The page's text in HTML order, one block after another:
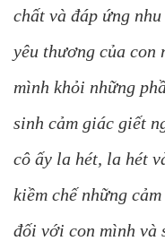
chất và đáp ứng
yêu thương của con
mình khỏi những
sinh cảm giác giết
cô ấy la hét, la hét
kiềm chế những
đối với con mình và